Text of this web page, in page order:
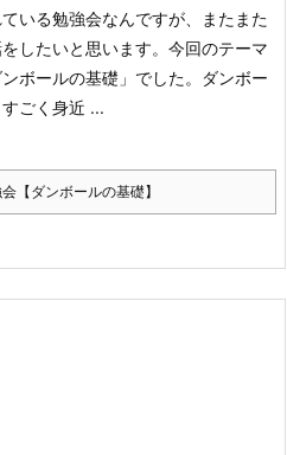
いる勉強会なんですが、またまた
したいと思います。 今回のテーマ
ボールの基礎」でした。
ダンボー
ごく身近 ...
【ダンボールの基礎】